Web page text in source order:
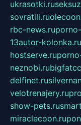
ukrasotki.ru
sovratili.ru
rbc-news.ru
13autor-kolonka.ru
hostserve.ru
neznobi.ru
delfinet.ru
velotrenajery.ru
show-pets.ru
miraclecoon.ru